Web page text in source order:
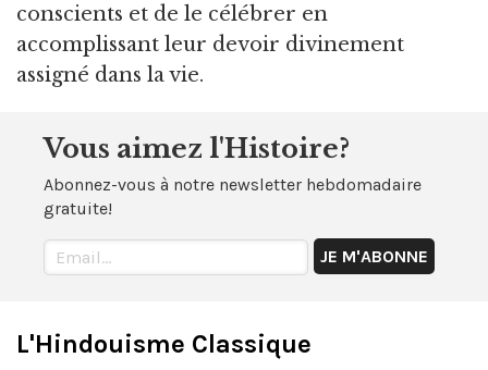
conscients et de le célébrer en
accomplissant leur devoir divinement
assigné dans la vie.
Vous aimez l'Histoire?
Abonnez-vous à notre newsletter hebdomadaire
gratuite!
L'Hindouisme Classique